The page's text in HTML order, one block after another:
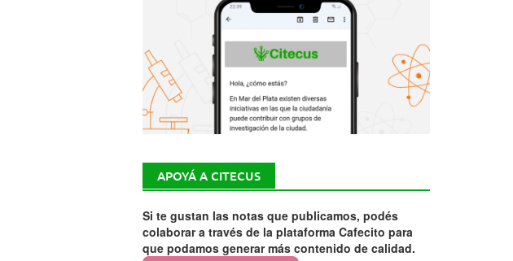
APOYÁ A CITECUS
Si te gustan las notas que publicamos, podés
colaborar a través de la plataforma Cafecito para
que podamos generar más contenido de calidad.